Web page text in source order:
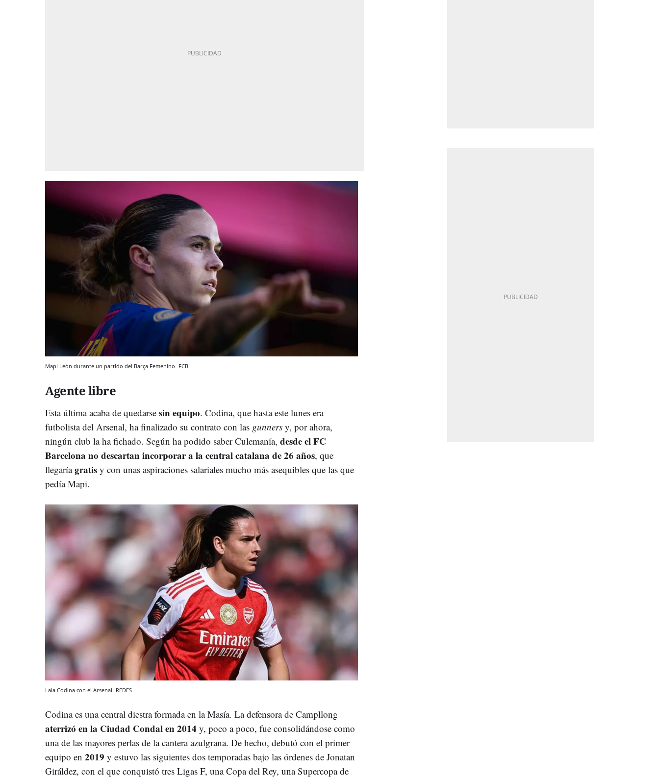
Mapi León durante un partido del Barça Femenino FCB
Agente libre
Esta última acaba de quedarse sin equipo. Codina, que hasta este lunes era
futbolista del Arsenal, ha finalizado su contrato con las gunners y, por ahora,
ningún club la ha fichado. Según ha podido saber Culemanía, desde el FC
Barcelona no descartan incorporar a la central catalana de 26 años, que
llegaríagratis y con unas aspiraciones salariales mucho más asequibles que las que
pedía Mapi.
Laia Codina con el Arsenal REDES
Codina es una central diestra formada en la Masía. La defensora de Campllong
aterrizó en la Ciudad Condal en 2014 y, poco a poco, fue consolidándose como
una de las mayores perlas de la cantera azulgrana. De hecho, debutó con el primer
equipo en 2019 y estuvo las siguientes dos temporadas bajo las órdenes de Jonatan
Giráldez, con el que conquistó tres Ligas F, una Copa del Rey, una Supercopa de